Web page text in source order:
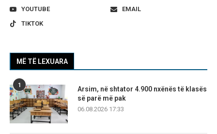
YOUTUBE
EMAIL
TIKTOK
MË TË LEXUARA
1
Arsim, në shtator 4.900 nxënës të klasës
së parë më pak
06.08.2026 17:33